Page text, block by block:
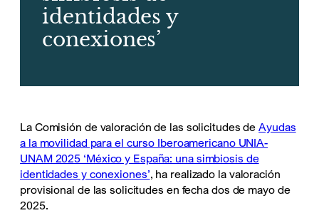
identidades y
conexiones’
La Comisión de valoración de las solicitudes deAyudas
a la movilidad para el curso Iberoamericano UNIA-
UNAM 2025 ‘México y España: una simbiosis de
identidades y conexiones’, ha realizado la valoración
provisional de las solicitudes en fecha dos de mayo de
2025.